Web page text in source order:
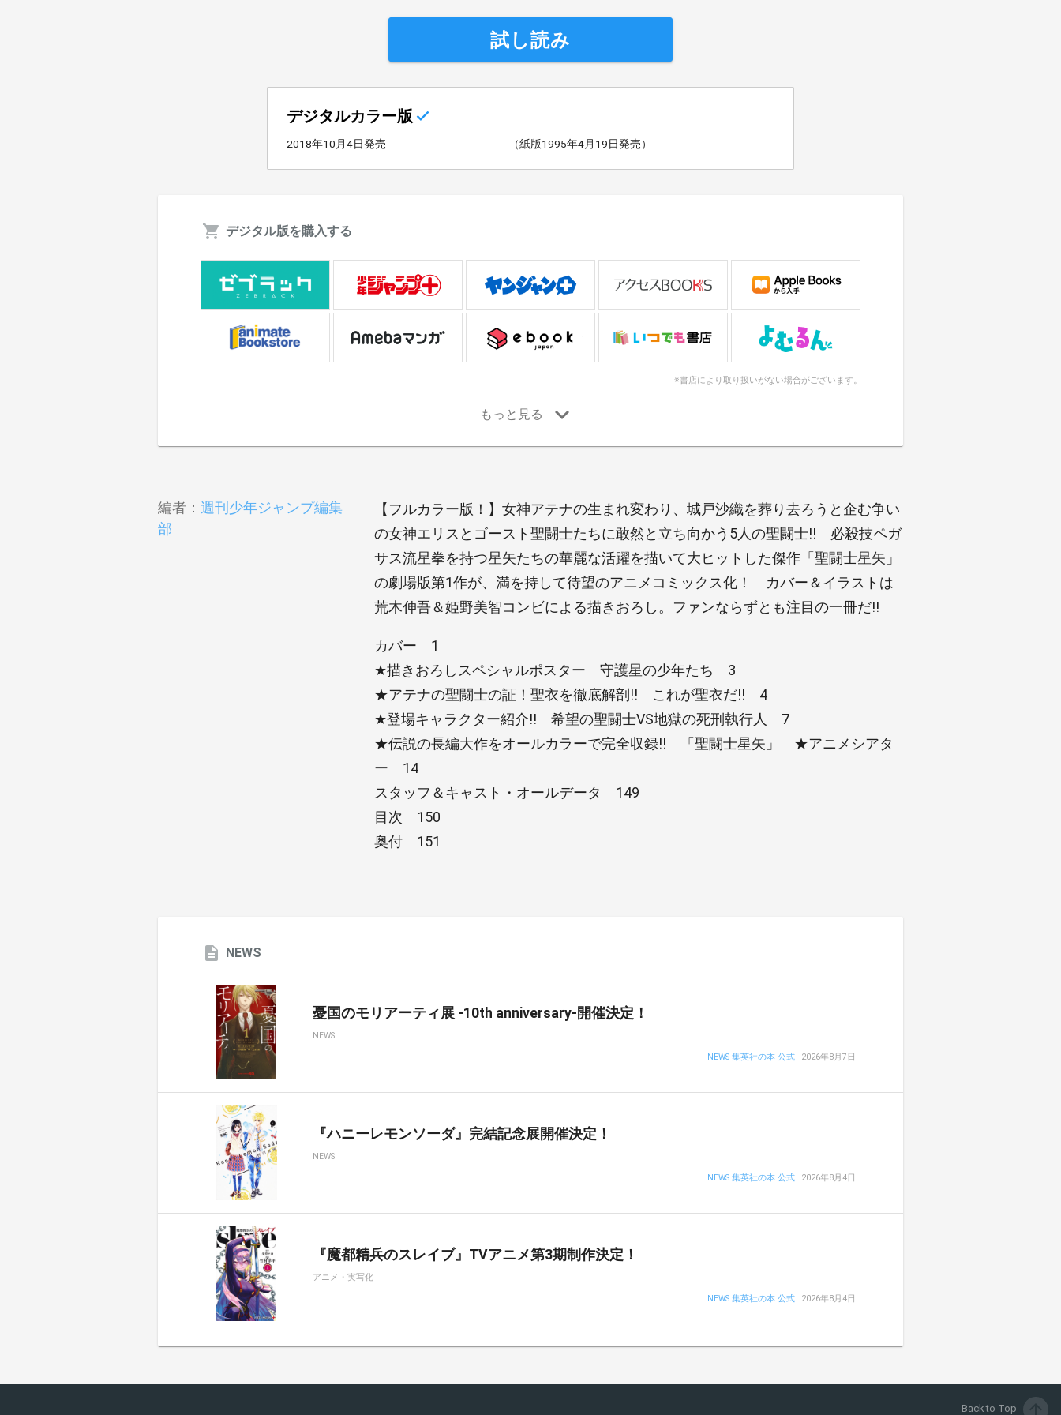
試し読み
デジタルカラー版
2018年10月4日発売 （紙版1995年4月19日発売）
デジタル版を購入する
※書店により取り扱いがない場合がございます。
編者： 週刊少年ジャンプ編集
部
【フルカラー版！】女神アテナの生まれ変わり、城戸沙織を葬り去ろうと企む争い
の女神エリスとゴースト聖闘士たちに敢然と立ち向かう5人の聖闘士!! 必殺技ペガ
サス流星拳を持つ星矢たちの華麗な活躍を描いて大ヒットした傑作「聖闘士星矢」
の劇場版第1作が、満を持して待望のアニメコミックス化！ カバー＆イラストは
荒木伸吾＆姫野美智コンビによる描きおろし。ファンならずとも注目の一冊だ!!
カバー 1
★描きおろしスペシャルポスター 守護星の少年たち 3
★アテナの聖闘士の証！聖衣を徹底解剖!! これが聖衣だ!! 4
★登場キャラクター紹介!! 希望の聖闘士VS地獄の死刑執行人 7
★伝説の長編大作をオールカラーで完全収録!! 「聖闘士星矢」 ★アニメシアタ
ー 14
スタッフ＆キャスト・オールデータ 149
目次 150
奥付 151
NEWS
憂国のモリアーティ展 -10th anniversary-開催決定！
NEWS
NEWS 集英社の本 公式 2026年8月7日
『ハニーレモンソーダ』完結記念展開催決定！
NEWS
NEWS 集英社の本 公式 2026年8月4日
『魔都精兵のスレイブ』TVアニメ第3期制作決定！
アニメ・実写化
NEWS 集英社の本 公式 2026年8月4日
Back to Top